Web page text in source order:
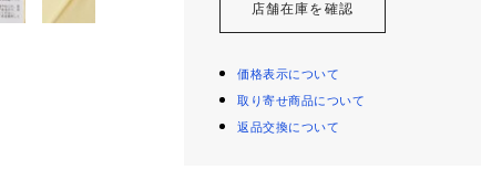
店舗在庫を確認
価格表示について
取り寄せ商品について
返品交換について